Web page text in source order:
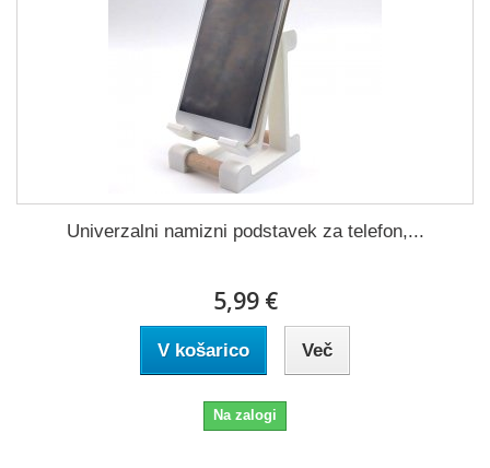
Univerzalni namizni podstavek za telefon,...
5,99 €
V košarico Več
Na zalogi